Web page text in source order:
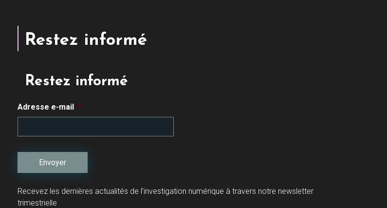
Restez informé
Restez informé
Adresse e-mail *
Recevez les dernières actualités de l’investigation numérique à travers notre newsletter
trimestrielle